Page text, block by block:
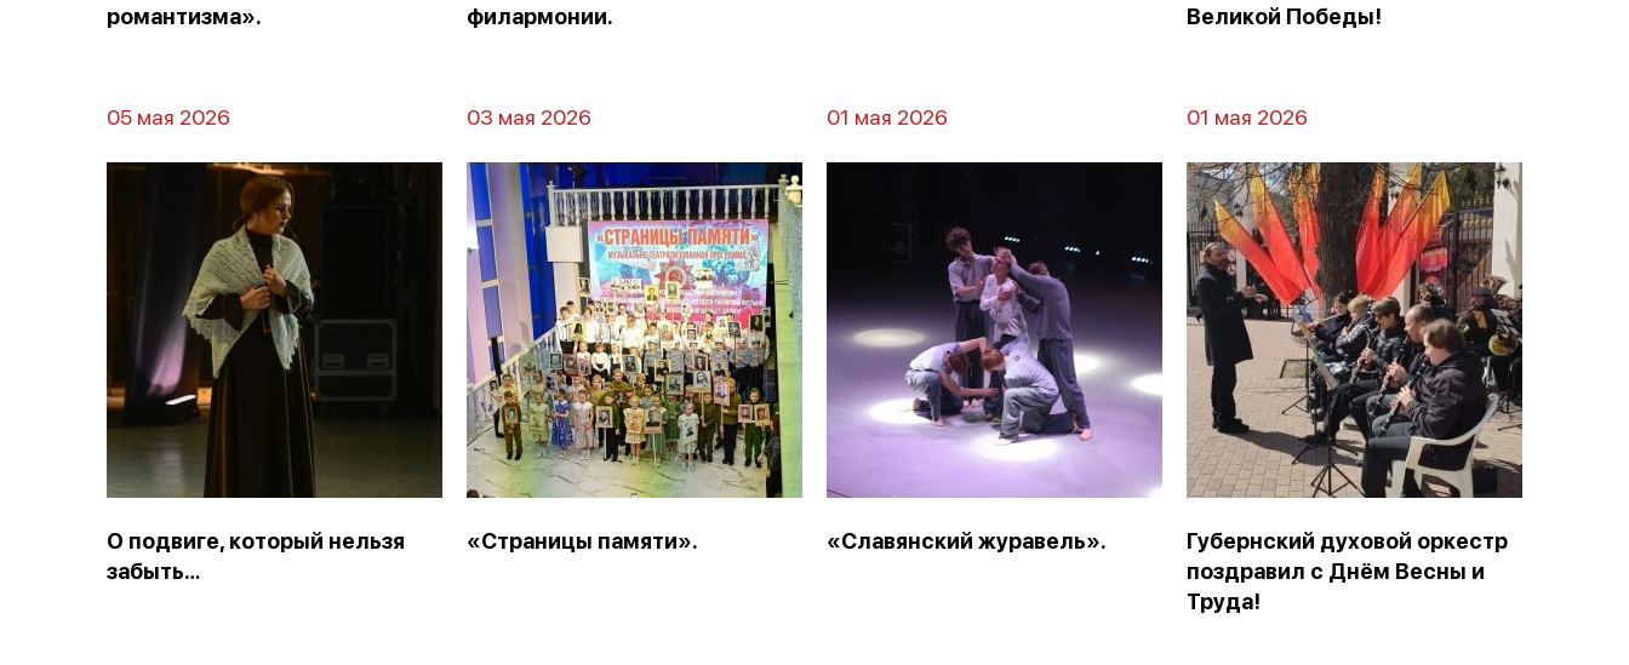
романтизма».
филармонии.
Великой Победы!
05 мая 2026
О подвиге, который нельзя
забыть…
03 мая 2026
«Страницы памяти».
01 мая 2026
«Славянский журавель».
01 мая 2026
Губернский духовой оркестр
поздравил с Днём Весны и
Труда!